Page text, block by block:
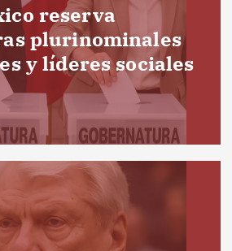
reserva
plurinominales
y líderes sociales